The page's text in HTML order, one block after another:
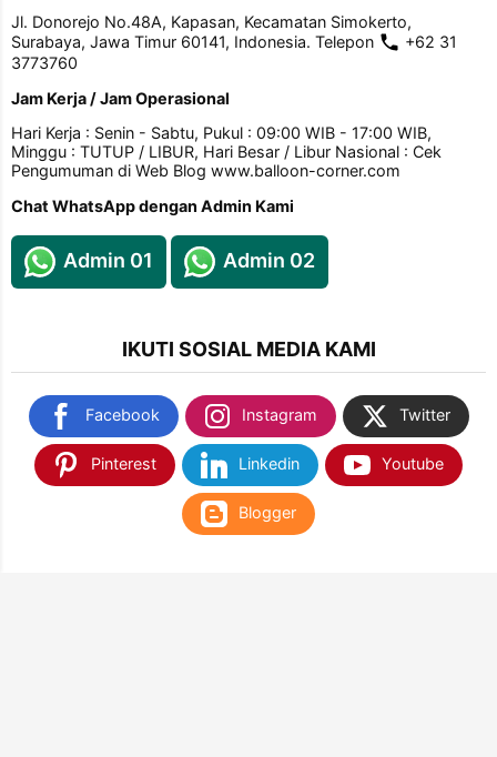
Jl. Donorejo No.48A, Kapasan, Kecamatan Simokerto,
Surabaya, Jawa Timur 60141, Indonesia. Telepon
+62 31
3773760
Jam Kerja / Jam Operasional
Hari Kerja : Senin - Sabtu, Pukul : 09:00 WIB - 17:00 WIB,
Minggu : TUTUP / LIBUR, Hari Besar / Libur Nasional : Cek
Pengumuman di Web Blog www.balloon-corner.com
Chat WhatsApp dengan Admin Kami
Admin 01 Admin 02
IKUTI SOSIAL MEDIA KAMI
Facebook Instagram Twitter
Pinterest Linkedin Youtube
Blogger